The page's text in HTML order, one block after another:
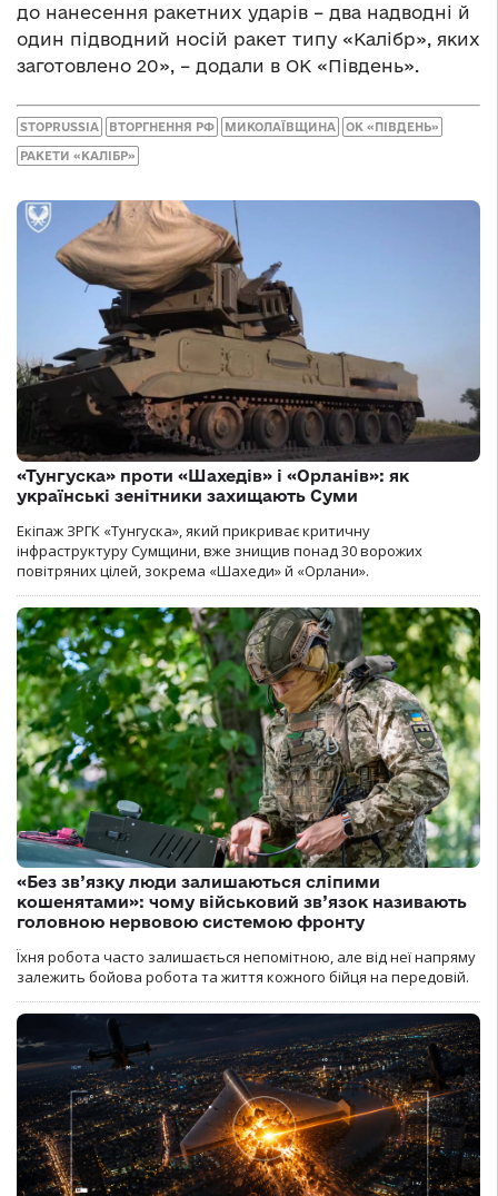
до нанесення ракетних ударів – два надводні й
один підводний носій ракет типу «Калібр», яких
заготовлено 20», – додали в ОК «Південь».
STOPRUSSIA ВТОРГНЕННЯ РФ МИКОЛАЇВЩИНА ОК «ПІВДЕНЬ»
РАКЕТИ «КАЛІБР»
«Тунгуска» проти «Шахедів» і «Орланів»: як
українські зенітники захищають Суми
Екіпаж ЗРГК «Тунгуска», який прикриває критичну
інфраструктуру Сумщини, вже знищив понад 30 ворожих
повітряних цілей, зокрема «Шахеди» й «Орлани».
«Без зв’язку люди залишаються сліпими
кошенятами»: чому військовий зв’язок називають
головною нервовою системою фронту
Їхня робота часто залишається непомітною, але від неї напряму
залежить бойова робота та життя кожного бійця на передовій.